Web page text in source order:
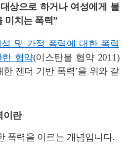
상으로 하거나 여성에게 불
미치는 폭력”
및 가정 폭력에 대한 폭력
협약(이스탄불 협약 2011)
한 젠더 기반 폭력’을 위와 같
이란
폭력을 이르는 개념입니다.